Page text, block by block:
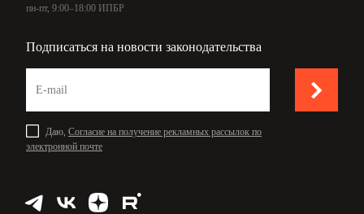
пн-пт, 9:00–18:00 ИПБР
Подписаться на новости законодательства
Даю, Согласие на получение рекламных рассылок по
электронной почте